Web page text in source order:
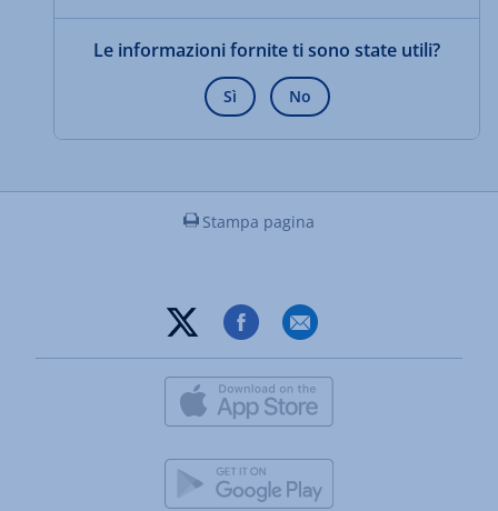
Le informazioni fornite ti sono state utili?
Sì No
Stampa pagina